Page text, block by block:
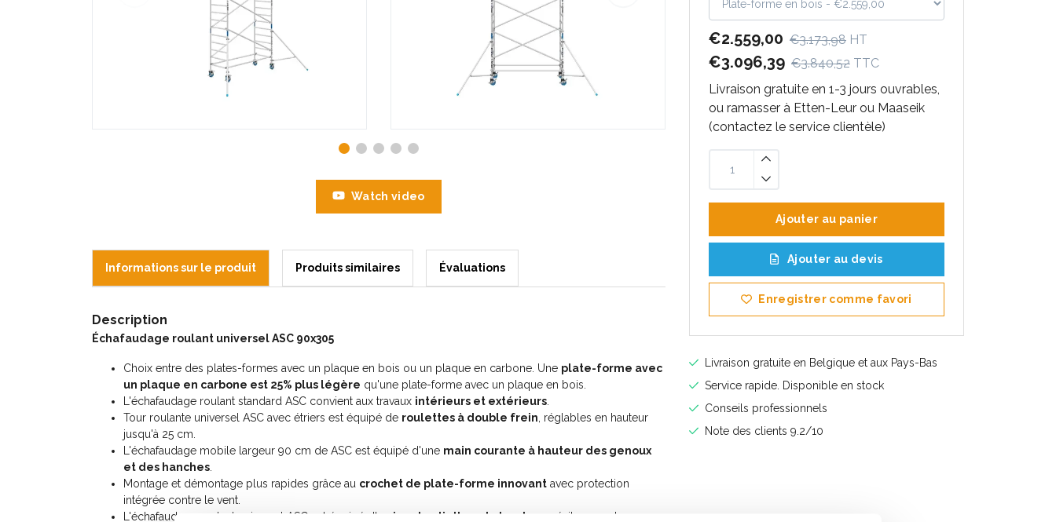
€2.559,00 €3.173,98 HT
€3.096,39 €3.840,52 TTC
Livraison gratuite en 1-3 jours ouvrables,
ou ramasser à Etten-Leur ou Maaseik
(contactez le service clientèle)
Ajouter au panier
Ajouter au devis
Enregistrer comme favori
Livraison gratuite en Belgique et aux Pays-Bas
Service rapide. Disponible en stock
Conseils professionnels
Note des clients 9.2/10
Watch video
Informations sur le produit Produits similaires Évaluations
Description
Échafaudage roulant universel ASC 90x305
Choix entre des plates-formes avec un plaque en bois ou un plaque en carbone. Une plate-forme avec
un plaque en carbone est 25% plus légère qu'une plate-forme avec un plaque en bois.
L'échafaudage roulant standard ASC convient aux travaux intérieurs et extérieurs
Tour roulante universel ASC avec étriers est équipé de roulettes à double frein , réglables en hauteur
jusqu'à 25 cm.
L'échafaudage mobile largeur 90 cm de ASC est équipé d'une main courante à hauteur des genoux
et des hanches
Montage et démontage plus rapides grâce au crochet de plate-forme innovant avec protection
intégrée contre le vent.
L'échafaudage roulant universel ASC est équipé d'un jeu de plinthes de bord pour éviter que des